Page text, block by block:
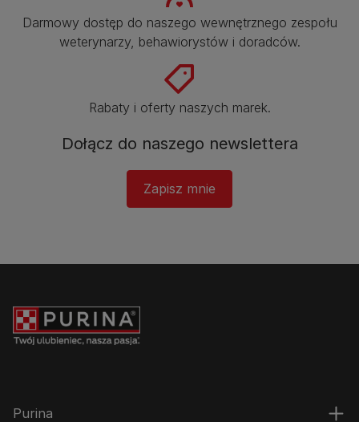
Darmowy dostęp do naszego wewnętrznego zespołu
weterynarzy, behawiorystów i doradców.​
Rabaty i oferty naszych marek.​
Dołącz do naszego newslettera​
Zapisz mnie
Purina